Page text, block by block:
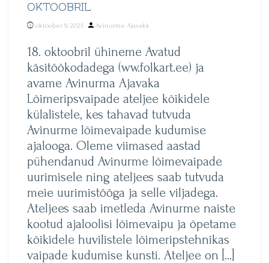
OKTOOBRIL
oktoober 9, 2025
Posted
Avinurme Ajavakk
18. oktoobril ühineme Avatud
käsitöökodadega (ww.folkart.ee) ja
avame Avinurma Ajavaka
Lõimeripsvaipade ateljee kõikidele
külalistele, kes tahavad tutvuda
Avinurme lõimevaipade kudumise
ajalooga. Oleme viimased aastad
pühendanud Avinurme lõimevaipade
uurimisele ning ateljees saab tutvuda
meie uurimistööga ja selle viljadega.
Ateljees saab imetleda Avinurme naiste
kootud ajaloolisi lõimevaipu ja õpetame
kõikidele huvilistele lõimeripstehnikas
vaipade kudumise kunsti. Ateljee on […]